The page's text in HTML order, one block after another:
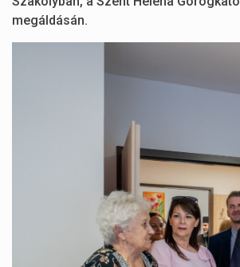
megáldásán.